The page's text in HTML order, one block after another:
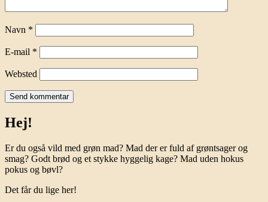
Navn *
E-mail *
Websted
Hej!
Er du også vild med grøn mad? Mad der er fuld af grøntsager og
smag? Godt brød og et stykke hyggelig kage? Mad uden hokus
pokus og bøvl?
Det får du lige her!